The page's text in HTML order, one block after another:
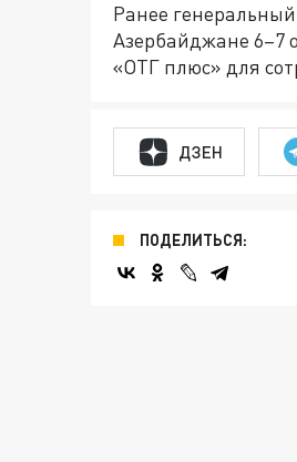
Ранее
Азербайджане 6–7
«ОТГ плюс» для
ДЗЕН
ПОДЕЛИТЬСЯ: